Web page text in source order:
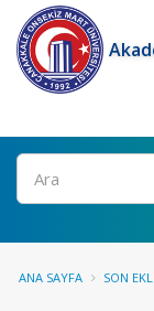
Ara
ANA SAYFA SON